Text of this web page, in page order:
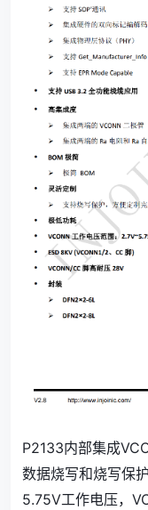
P2133内部集成
数据烧写和烧写保
5.75V工作电压，